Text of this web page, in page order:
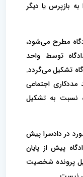
بازپرس یا دیگر
مطرح می‌شود،
توسط واحد
تشکیل می‌گردد.
اجتماعی
نسبت به تشکیل
در دادسرا پیش
پیش از پایان
پرونده شخصیت